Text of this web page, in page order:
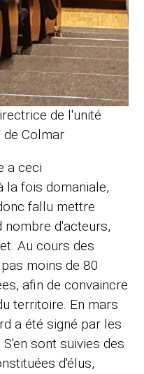
de l'unité
Colmar
a ceci
la fois domaniale,
fallu mettre
nombre d'acteurs,
Au cours des
moins de 80
afin de convaincre
territoire. En mars
a été signé par les
sont suivies des
d'élus,